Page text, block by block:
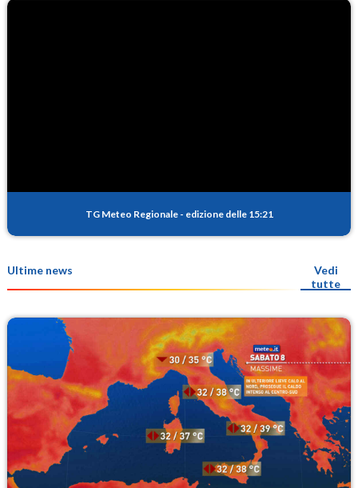
TG Meteo Regionale - edizione delle 15:21
Ultime news
Vedi
tutte